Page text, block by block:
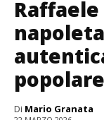
popolare
Di Mario Granata